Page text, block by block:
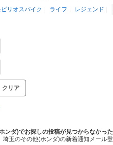
ビリオスパイク ライフ レジェンド
クリア
ンダ)でお探しの投稿が見つからなかっ
埼玉のその他(ホンダ)の新着通知メール